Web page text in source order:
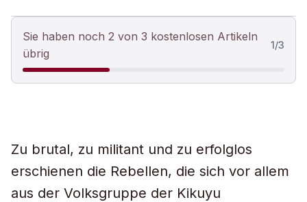
Sie haben noch 2 von 3 kostenlosen Artikeln
übrig
1/3
Zu brutal, zu militant und zu erfolglos
erschienen die Rebellen, die sich vor allem
aus der Volksgruppe der Kikuyu